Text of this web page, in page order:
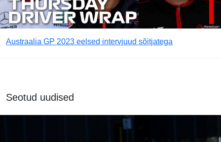
Austraalia GP 2023 eelsed intervjuud sõitjatega
Seotud uudised